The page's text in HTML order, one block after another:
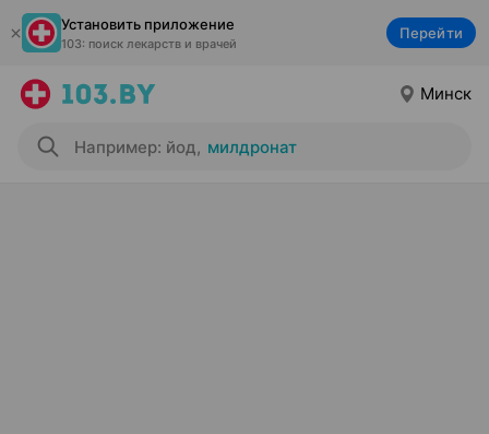
Установить приложение
103: поиск лекарств и врачей
Перейти
Минск
Например: йод, милдронат